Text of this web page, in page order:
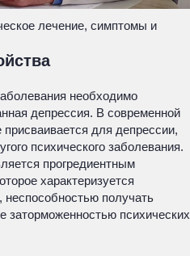
лечение, симптомы и
необходимо
депрессия. В современной
для депрессии,
психического заболевания.
прогредиентным
характеризуется
получать
заторможенностью психических